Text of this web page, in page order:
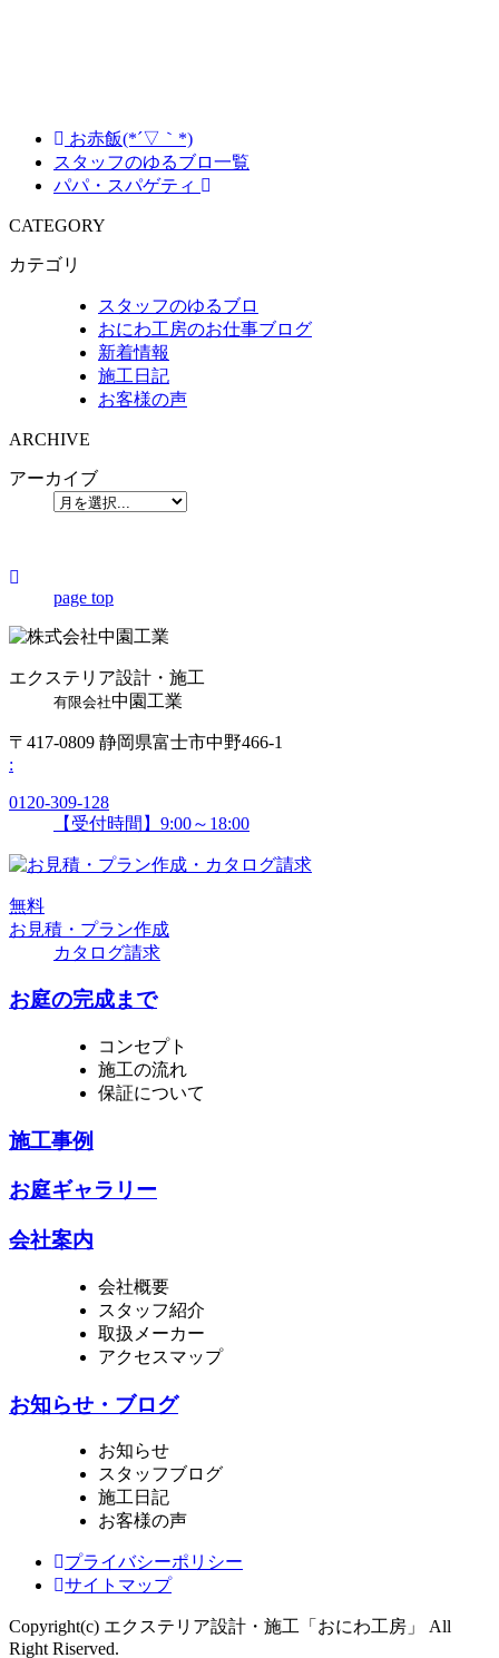
お赤飯(*´▽｀*)
スタッフのゆるブロ一覧
パパ・スパゲティ
CATEGORY
カテゴリ
スタッフのゆるブロ
おにわ工房のお仕事ブログ
新着情報
施工日記
お客様の声
ARCHIVE
アーカイブ
page top
エクステリア設計・施工
有限会社中園工業
〒417-0809 静岡県富士市中野466-1
:
0120-309-128
【受付時間】9:00～18:00
無料
お見積・プラン作成
カタログ請求
お庭の完成まで
コンセプト
施工の流れ
保証について
施工事例
お庭ギャラリー
会社案内
会社概要
スタッフ紹介
取扱メーカー
アクセスマップ
お知らせ・ブログ
お知らせ
スタッフブログ
施工日記
お客様の声
プライバシーポリシー
サイトマップ
Copyright(c) エクステリア設計・施工「おにわ工房」 All
Right Riserved.